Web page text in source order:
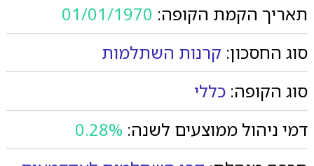
תאריך הקמת הקופה: 01/01/1970
סוג החסכון: קרנות השתלמות
סוג הקופה: כללי
דמי ניהול ממוצעים לשנה: 0.28%